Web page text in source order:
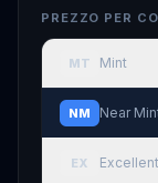
PREZZO PER
MT Mint
NM Near
EX Excellent